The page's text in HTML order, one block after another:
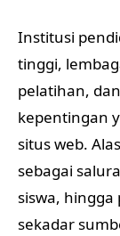
Institusi
tinggi,
pelatihan,
kepentingan
situs web.
sebagai
siswa,
sekadar